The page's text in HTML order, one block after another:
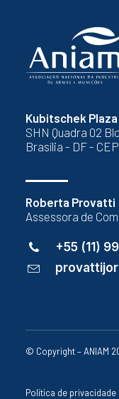
Kubitschek Plaza
SHN Quadra 02
Brasília - DF -
Roberta Provatti
Assessora de
+55 (11)
© Copyright – ANIAM
Política de privacidade